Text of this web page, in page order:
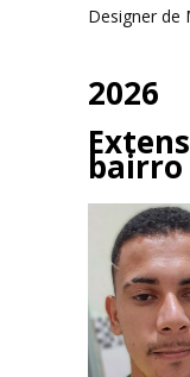
Designer de
2026